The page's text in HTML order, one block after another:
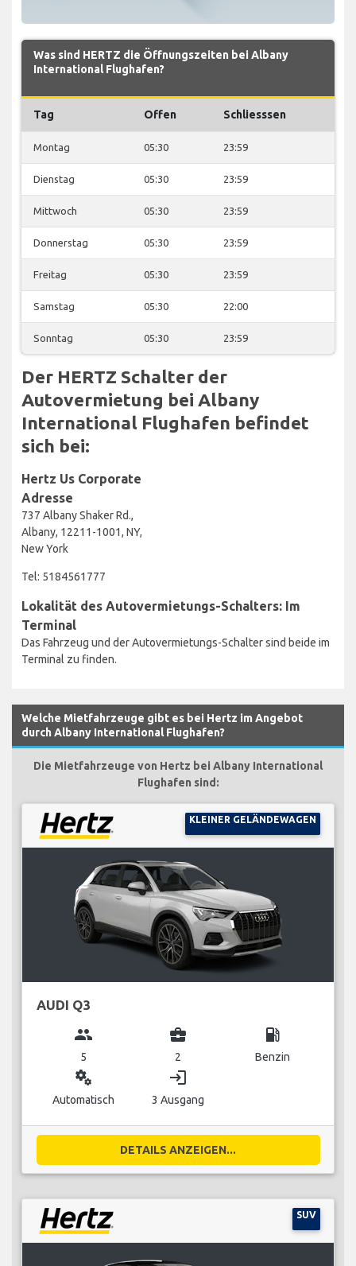
Was sind HERTZ die Öffnungszeiten bei Albany
International Flughafen?
Tag Offen Schliesssen
Montag 05:30 23:59
Dienstag 05:30 23:59
Mittwoch 05:30 23:59
Donnerstag 05:30 23:59
Freitag 05:30 23:59
Samstag 05:30 22:00
Sonntag 05:30 23:59
Der HERTZ Schalter der
Autovermietung bei Albany
International Flughafen befindet
sich bei:
Hertz Us Corporate
Adresse
737 Albany Shaker Rd.,
Albany, 12211-1001, NY,
New York
Tel: 5184561777
Lokalität des Autovermietungs-Schalters: Im
Terminal
Das Fahrzeug und der Autovermietungs-Schalter sind beide im
Terminal zu finden.
Welche Mietfahrzeuge gibt es bei Hertz im Angebot
durch Albany International Flughafen?
Die Mietfahrzeuge von Hertz bei Albany International
Flughafen sind:
KLEINER GELÄNDEWAGEN
AUDI Q3
group
5
business_center
2
local_gas_station
Benzin
miscellaneous_services
Automatisch
login
3 Ausgang
DETAILS ANZEIGEN...
SUV